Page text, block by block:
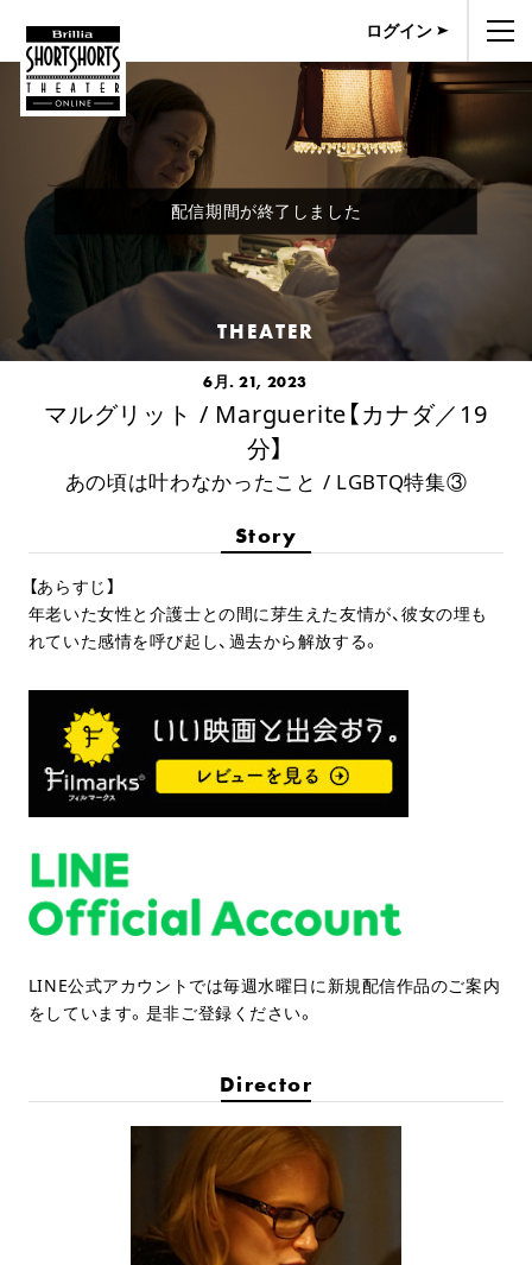
ログイン
配信期間が終了しました
THEATER
6月. 21, 2023
マルグリット / Marguerite【カナダ／19
分】
あの頃は叶わなかったこと / LGBTQ特集③
Story
【あらすじ】
年老いた女性と介護士との間に芽生えた友情が、彼女の埋も
れていた感情を呼び起し、過去から解放する。
LINE公式アカウントでは毎週水曜日に新規配信作品のご案内
をしています。是非ご登録ください。
Director